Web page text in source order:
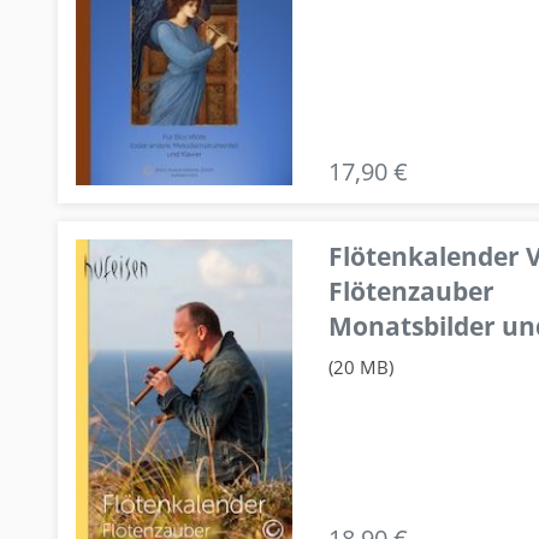
17,90 €
Flötenkalender
Flötenzauber
Monatsbilder
(20 MB)